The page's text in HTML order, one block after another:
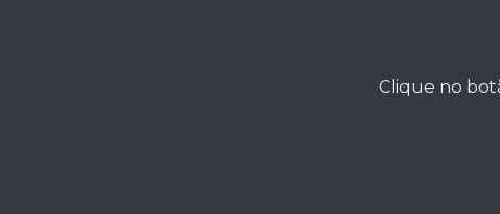
Clique no